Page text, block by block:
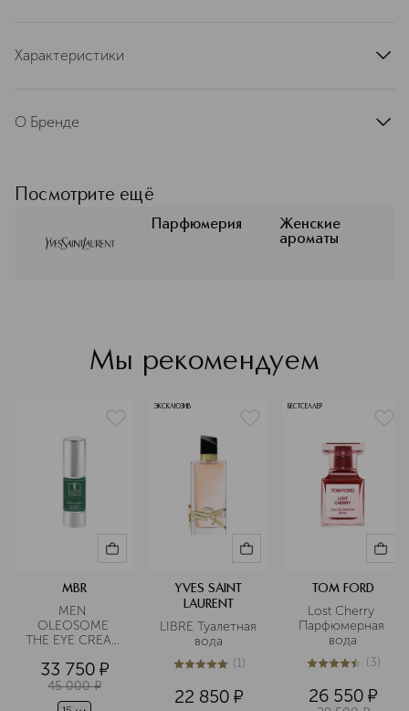
Характеристики
верхние ноты
группа ароматов
страна производства
артикул
LC547600
О Бренде
облекал в материальную форму дух
современной эпохи, YSL Beauty
следует его примеру, выражая
безмерное восхищение женщинами
Посмотрите ещё
Парфюмерия
Женские
ароматы
Мы рекомендуем
MBR
MEN
OLEOSOME
THE EYE CREAM
области вокруг
глаз
разглаживающий
33 750 ¤
45 000 ¤
ЭКСКЛЮЗИВ
YVES SAINT
LAURENT
LIBRE Туалетная
вода
5из 51 (1)
22 850 ¤
БЕСТСЕЛЛЕР
TOM FORD
Lost Cherry
Парфюмерная
вода
4.4из53 (3)
26 550 ¤